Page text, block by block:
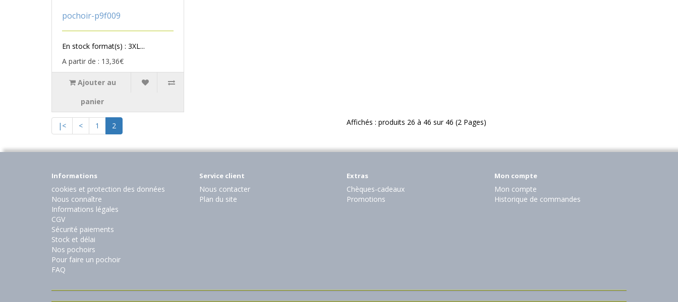
pochoir-p9f009
En stock format(s) : 3XL...
A partir de : 13,36€
Ajouter au
panier
|< < 1 2 Affichés : produits 26 à 46 sur 46 (2 Pages)
Informations
cookies et protection des données
Nous connaître
Informations légales
CGV
Sécurité paiements
Stock et délai
Nos pochoirs
Pour faire un pochoir
FAQ
Service client
Nous contacter
Plan du site
Extras
Chèques-cadeaux
Promotions
Mon compte
Mon compte
Historique de commandes